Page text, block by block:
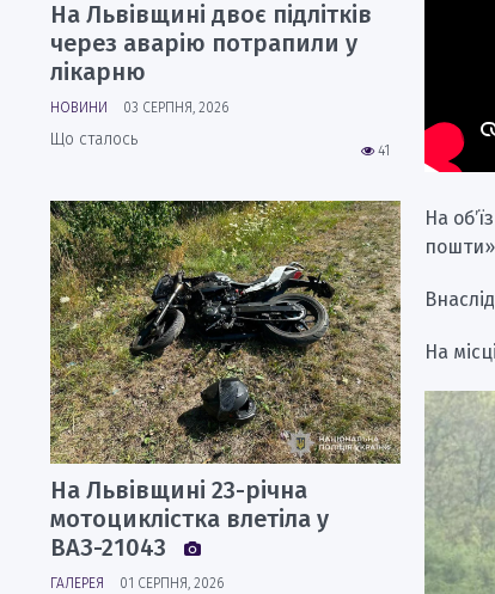
На
На
На Львівщині двоє підлітків
через аварію потрапили у
лікарню
НОВИНИ 03 СЕРПНЯ, 2026
41
Що сталось
На Львівщині 23-річна
мотоциклістка влетіла у
ВАЗ-21043
ГАЛЕРЕЯ 01 СЕРПНЯ, 2026